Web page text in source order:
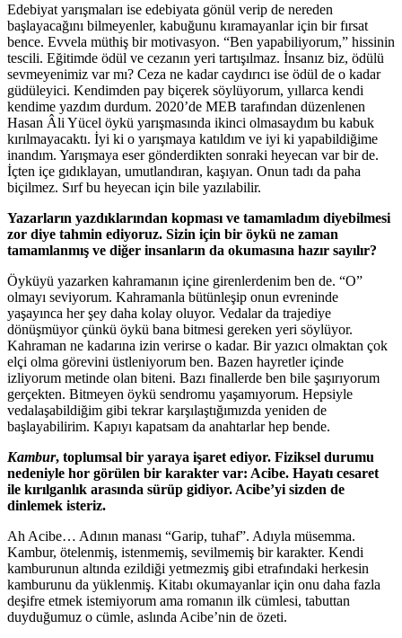
Edebiyat yarışmaları ise edebiyata gönül verip de nereden
başlayacağını bilmeyenler, kabuğunu kıramayanlar için bir fırsat
bence. Evvela müthiş bir motivasyon. “Ben yapabiliyorum,” hissinin
tescili. Eğitimde ödül ve cezanın yeri tartışılmaz. İnsanız biz, ödülü
sevmeyenimiz var mı? Ceza ne kadar caydırıcı ise ödül de o kadar
güdüleyici. Kendimden pay biçerek söylüyorum, yıllarca kendi
kendime yazdım durdum. 2020’de MEB tarafından düzenlenen
Hasan Âli Yücel öykü yarışmasında ikinci olmasaydım bu kabuk
kırılmayacaktı. İyi ki o yarışmaya katıldım ve iyi ki yapabildiğime
inandım. Yarışmaya eser gönderdikten sonraki heyecan var bir de.
İçten içe gıdıklayan, umutlandıran, kaşıyan. Onun tadı da paha
biçilmez. Sırf bu heyecan için bile yazılabilir.
Yazarların yazdıklarından kopması ve tamamladım diyebilmesi
zor diye tahmin ediyoruz. Sizin için bir öykü ne zaman
tamamlanmış ve diğer insanların da okumasına hazır sayılır?
Öyküyü yazarken kahramanın içine girenlerdenim ben de. “O”
olmayı seviyorum. Kahramanla bütünleşip onun evreninde
yaşayınca her şey daha kolay oluyor. Vedalar da trajediye
dönüşmüyor çünkü öykü bana bitmesi gereken yeri söylüyor.
Kahraman ne kadarına izin verirse o kadar. Bir yazıcı olmaktan çok
elçi olma görevini üstleniyorum ben. Bazen hayretler içinde
izliyorum metinde olan biteni. Bazı finallerde ben bile şaşırıyorum
gerçekten. Bitmeyen öykü sendromu yaşamıyorum. Hepsiyle
vedalaşabildiğim gibi tekrar karşılaştığımızda yeniden de
başlayabilirim. Kapıyı kapatsam da anahtarlar hep bende.
Kambur, toplumsal bir yaraya işaret ediyor. Fiziksel durumu
nedeniyle hor görülen bir karakter var: Acibe. Hayatı cesaret
ile kırılganlık arasında sürüp gidiyor. Acibe’yi sizden de
dinlemek isteriz.
Ah Acibe… Adının manası “Garip, tuhaf”. Adıyla müsemma.
Kambur, ötelenmiş, istenmemiş, sevilmemiş bir karakter. Kendi
kamburunun altında ezildiği yetmezmiş gibi etrafındaki herkesin
kamburunu da yüklenmiş. Kitabı okumayanlar için onu daha fazla
deşifre etmek istemiyorum ama romanın ilk cümlesi, tabuttan
duyduğumuz o cümle, aslında Acibe’nin de özeti.